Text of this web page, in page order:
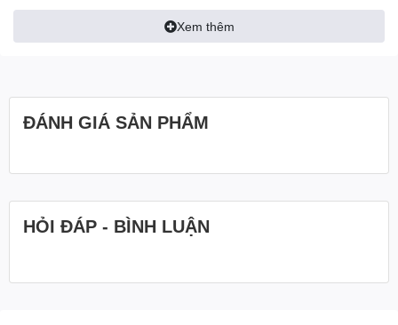
Số lượng: Điều khiển
bao gồm pin
TCL 50p725g 55c728
75c728 x925pro x925
Xem thêm
ĐÁNH GIÁ SẢN PHẨM
HỎI ĐÁP - BÌNH LUẬN